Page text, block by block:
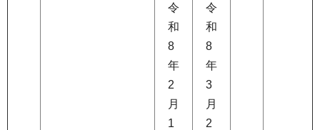
令
和
8
年
2
月
1
令
和
8
年
3
月
2